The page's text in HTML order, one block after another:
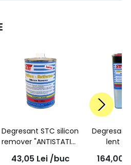
Degresant STC silicon
remover "ANTISTATIC"
Lent, 1L
43,05 Lei /buc
lent 5L
164,00